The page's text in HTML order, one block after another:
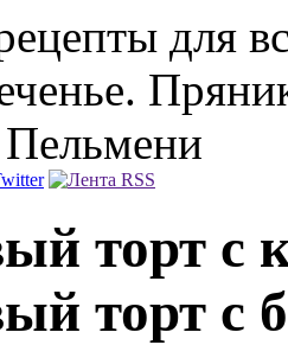
торт с
торт с